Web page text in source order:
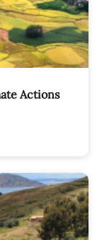
Actions